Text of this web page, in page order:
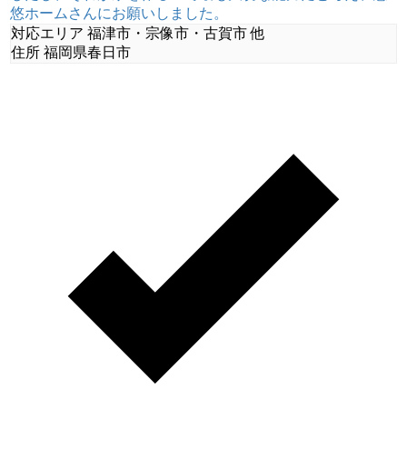
悠ホームさんにお願いしました。
対応エリア 福津市・宗像市・古賀市 他
住所 福岡県春日市